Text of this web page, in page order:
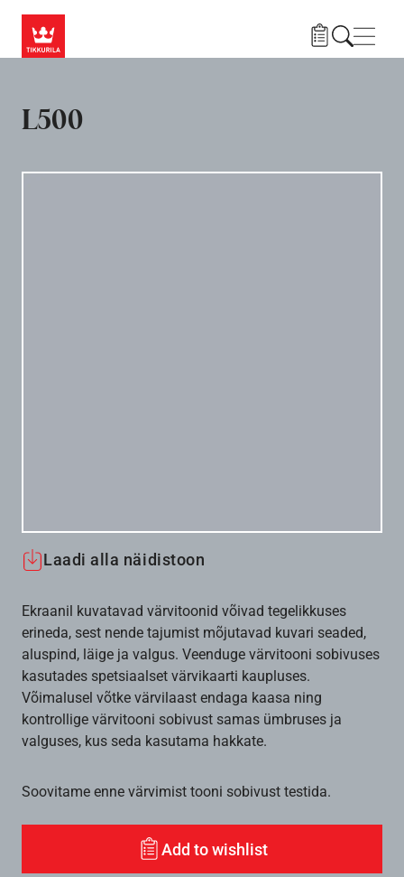
L500
Laadi alla näidistoon
Ekraanil kuvatavad värvitoonid võivad tegelikkuses
erineda, sest nende tajumist mõjutavad kuvari seaded,
aluspind, läige ja valgus. Veenduge värvitooni sobivuses
kasutades spetsiaalset värvikaarti kaupluses.
Võimalusel võtke värvilaast endaga kaasa ning
kontrollige värvitooni sobivust samas ümbruses ja
valguses, kus seda kasutama hakkate.
Soovitame enne värvimist tooni sobivust testida.
Add to wishlist